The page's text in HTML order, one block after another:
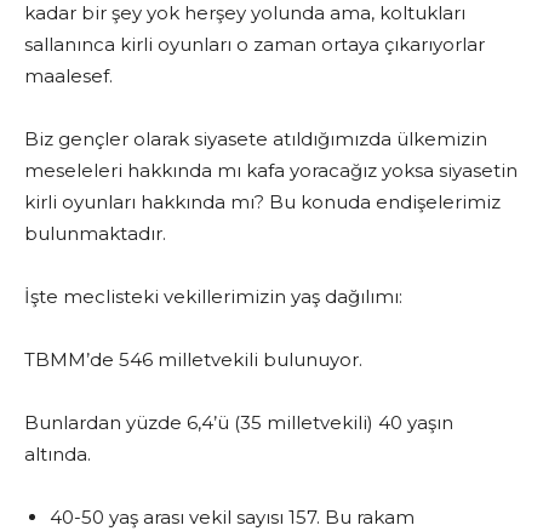
kadar bir şey yok herşey yolunda ama, koltukları
sallanınca kirli oyunları o zaman ortaya çıkarıyorlar
maalesef.
Biz gençler olarak siyasete atıldığımızda ülkemizin
meseleleri hakkında mı kafa yoracağız yoksa siyasetin
kirli oyunları hakkında mı? Bu konuda endişelerimiz
bulunmaktadır.
İşte meclisteki vekillerimizin yaş dağılımı:
TBMM’de 546 milletvekili bulunuyor.
Bunlardan yüzde 6,4’ü (35 milletvekili) 40 yaşın
altında.
40-50 yaş arası vekil sayısı 157. Bu rakam